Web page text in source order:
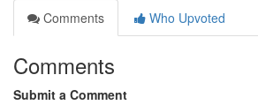
Comments
Who Upvoted
Comments
Submit a Comment